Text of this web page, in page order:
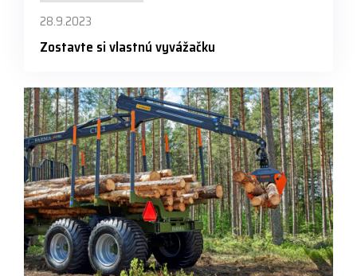
28.9.2023
Zostavte si vlastnú vyvážačku